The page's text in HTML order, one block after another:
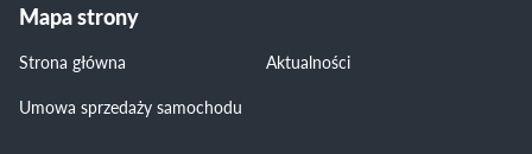
Mapa strony
Strona główna
Aktualności
Umowa sprzedaży samochodu